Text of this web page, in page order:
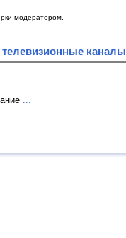
модератором.
каналы